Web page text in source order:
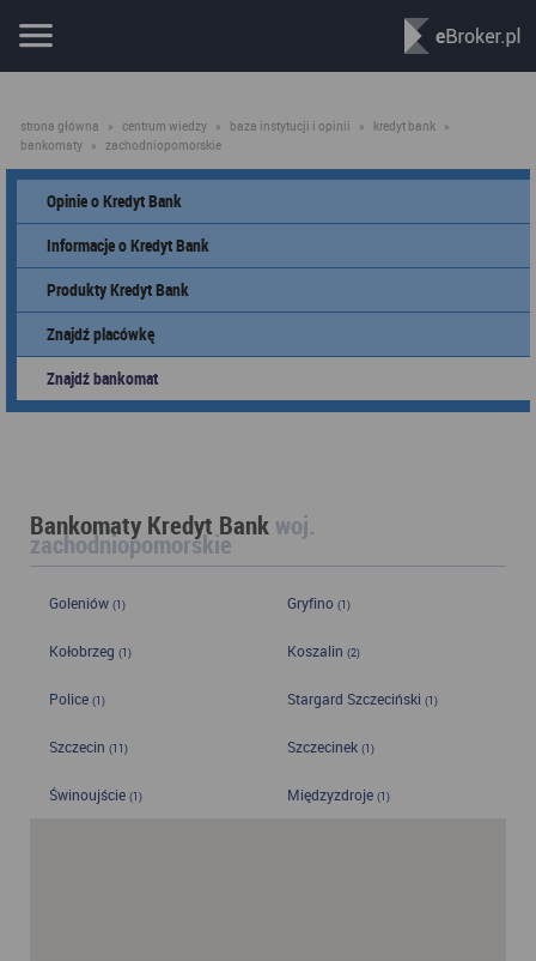
strona główna » centrum wiedzy » baza instytucji i opinii » kredyt bank »
bankomaty » zachodniopomorskie
Opinie o Kredyt Bank
Informacje o Kredyt Bank
Produkty Kredyt Bank
Znajdź placówkę
Znajdź bankomat
Bankomaty Kredyt Bank woj.
zachodniopomorskie
Goleniów (1) Gryfino (1)
Kołobrzeg (1) Koszalin (2)
Police (1) Stargard Szczeciński (1)
Szczecin (11) Szczecinek (1)
Świnoujście (1) Międzyzdroje (1)